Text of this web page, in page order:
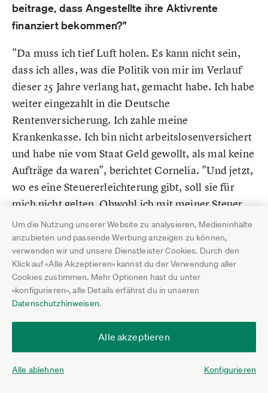
Um die Nutzung unserer Website zu analysieren, Medieninhalte
anzubieten und passende Werbung anzeigen zu können,
verwenden wir und unsere Dienstleister Cookies. Durch den
Klick auf «Alle Akzeptieren» kannst du der Verwendung aller
Cookies zustimmen. Mehr Optionen hast du unter
«konfigurieren», alle Details erfährst du in unseren
Datenschutzhinweisen.
Alle akzeptieren
Alle ablehnen Konfigurieren
beitrage, dass Angestellte ihre Aktivrente
finanziert bekommen?"
"Da muss ich tief Luft holen. Es kann nicht sein,
dass ich alles, was die Politik von mir im Verlauf
dieser 25 Jahre verlang hat, gemacht habe. Ich habe
weiter eingezahlt in die Deutsche
Rentenversicherung. Ich zahle meine
Krankenkasse. Ich bin nicht arbeitslosenversichert
und habe nie vom Staat Geld gewollt, als mal keine
Aufträge da waren", berichtet Cornelia. "Und jetzt,
wo es eine Steuererleichterung gibt, soll sie für
mich nicht gelten. Obwohl ich mit meiner Steuer
dazu beitrage, dass die Angestellten ihre
Aktivrente finanziert bekommen. Dieser Logik
kann ich nicht folgen."
Die Aussage zum Beispiel, Selbstständige
bräuchten keine Anreize, denn sie arbeiten sowieso
"Wir machen das, weil wir es gerne tun. Viele
arbeiten sicher auch länger, weil sie es müssen,
weil die Rente nicht reicht. Es kann nicht sein, dass